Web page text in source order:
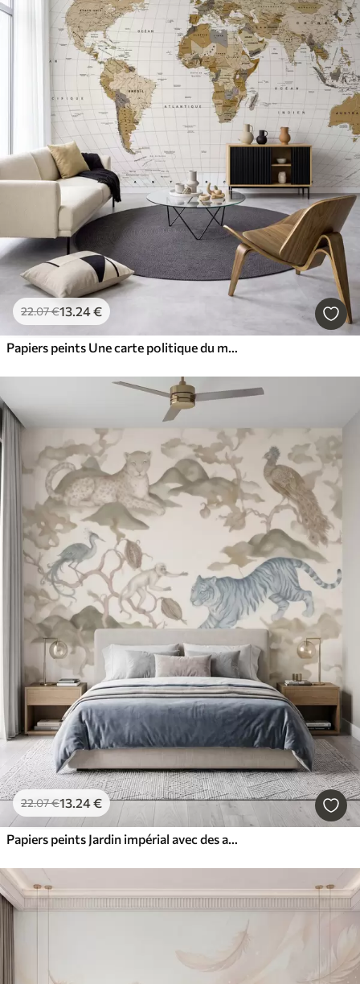
22.07€13.24€
Papiers peints Une carte politique du monde de couleur marron, avec des drapeaux en français
22.07€13.24€
Papiers peints Jardin impérial avec des animaux de style oriental : singe, léopard, tigre, paon et héron